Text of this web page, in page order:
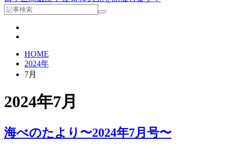
HOME
2024年
7月
2024年7月
海べのたより〜2024年7月号〜